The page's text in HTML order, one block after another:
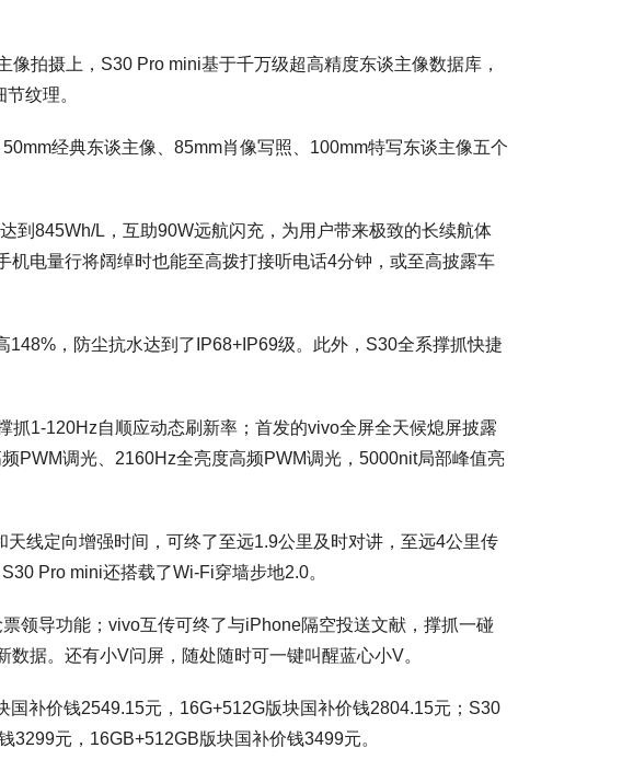
拍摄上，S30 Pro mini基于千万级超高精度东谈主像数据库，
纹理。
经典东谈主像、85mm肖像写照、100mm特写东谈主像五个
845Wh/L，互助90W远航闪充，为用户带来极致的长续航体
电量行将阔绰时也能至高拨打接听电话4分钟，或至高披露车
，防尘抗水达到了IP68+IP69级。此外，S30全系撑抓快捷
1-120Hz自顺应动态刷新率；首发的vivo全屏全天候熄屏披露
PWM调光、2160Hz全亮度高频PWM调光，5000nit局部峰值亮
线定向增强时间，可终了至远1.9公里及时对讲，至远4公里传
Pro mini还搭载了Wi-Fi穿墙步地2.0。
导功能；vivo互传可终了与iPhone隔空投送文献，撑抓一碰
据。还有小V问屏，随处随时可一键叫醒蓝心小V。
补价钱2549.15元，16G+512G版块国补价钱2804.15元；S30
元，16GB+512GB版块国补价钱3499元。